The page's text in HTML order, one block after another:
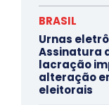
BRASIL
Urnas
Assinatura
lacração
alteração
eleitorais